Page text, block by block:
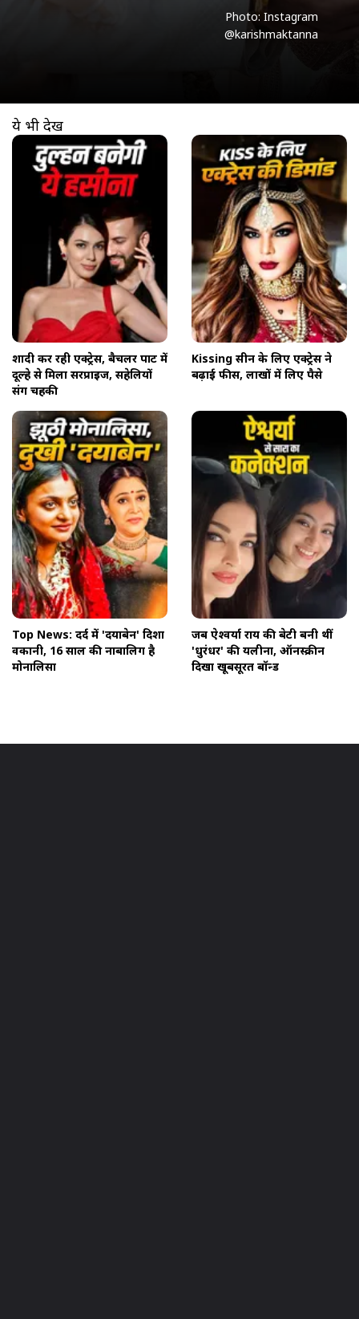
Photo: Instagram
@karishmaktanna
खुल रहा है
ये भी देखें
शादी कर रही एक्ट्रेस, बैचलर पार्टी में
दूल्हे से मिला सरप्राइज, सहेलियों
संग चहकी
Kissing सीन के लिए एक्ट्रेस ने
बढ़ाई फीस, लाखों में लिए पैसे
Top News: दर्द में 'दयाबेन' दिशा
वकानी, 16 साल की नाबालिग है
मोनालिसा
जब ऐश्वर्या राय की बेटी बनी थीं
'धुरंधर' की यलीना, ऑनस्क्रीन
दिखा खूबसूरत बॉन्ड